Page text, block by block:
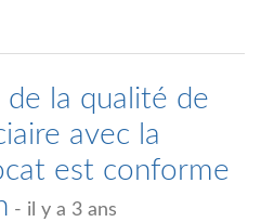
de la qualité de
avec la
est conforme
- il y a 3 ans